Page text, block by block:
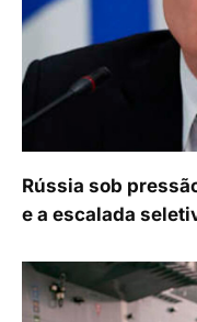
Rússia sob
e a escalada